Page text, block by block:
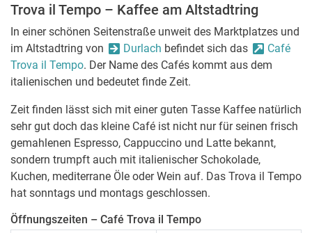
Trova il Tempo – Kaffee am Altstadtring
In einer schönen Seitenstraße unweit des Marktplatzes und
im Altstadtring von
Durlach befindet sich das
Café
Trova il Tempo. Der Name des Cafés kommt aus dem
italienischen und bedeutet finde Zeit.
Zeit finden lässt sich mit einer guten Tasse Kaffee natürlich
sehr gut doch das kleine Café ist nicht nur für seinen frisch
gemahlenen Espresso, Cappuccino und Latte bekannt,
sondern trumpft auch mit italienischer Schokolade,
Kuchen, mediterrane Öle oder Wein auf. Das Trova il Tempo
hat sonntags und montags geschlossen.
Öffnungszeiten – Café Trova il Tempo